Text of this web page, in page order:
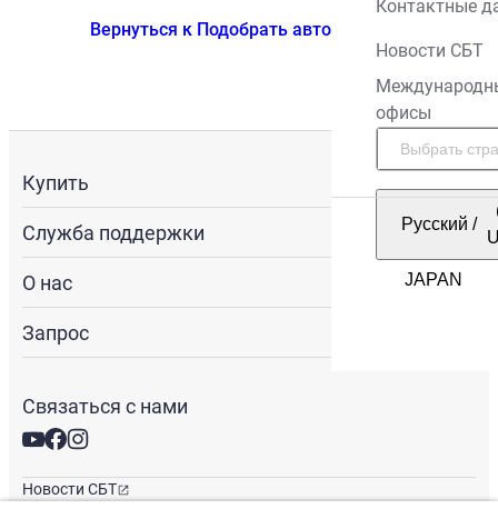
Контактные
Новости СБТ
офисы
Русский /
Вернуться к Подобрать автомобиль
Купить
Служба поддержки
О нас
Запрос
Связаться с нами
Новости СБТ